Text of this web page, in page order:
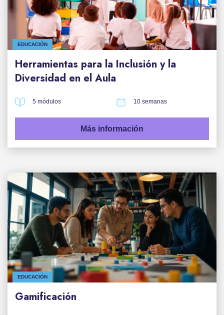
EDUCACIÓN
Herramientas para la Inclusión y la
Diversidad en el Aula
5 módulos 10 semanas
Más información
EDUCACIÓN
Gamificación